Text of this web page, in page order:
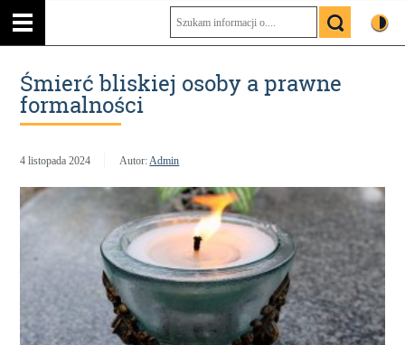
Śmierć bliskiej osoby a prawne
formalności
4 listopada 2024 Autor:Admin